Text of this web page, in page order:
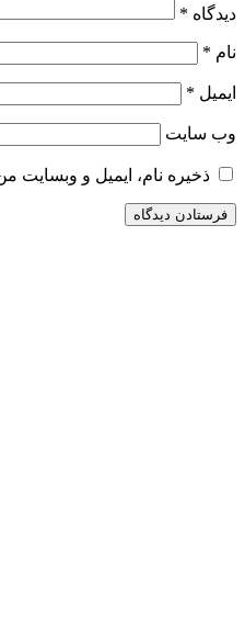
دیدگاه *
نام *
ایمیل *
وب‌ سایت
ذخیره نام، ایمیل و وبسایت